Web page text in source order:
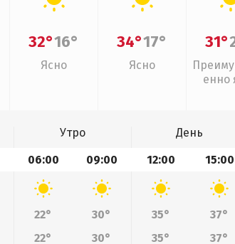
32°16°
Ясно
34°17°
Ясно
31°
енно
Утро День
06:00 09:00 12:00 15:00
22° 30° 35° 37°
22° 30° 35° 37°